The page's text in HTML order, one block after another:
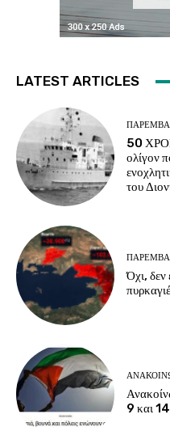
LATEST ARTICLES
50
ολίγον
του
Όχι, δεν
9 και